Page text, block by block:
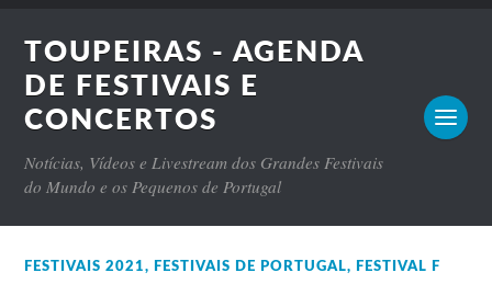
TOUPEIRAS - AGENDA
DE FESTIVAIS E
CONCERTOS
Notícias, Vídeos e Livestream dos Grandes Festivais
do Mundo e os Pequenos de Portugal
FESTIVAIS 2021, FESTIVAIS DE PORTUGAL, FESTIVAL F